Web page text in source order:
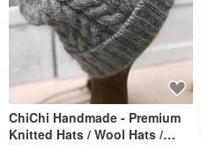
ChiChi Handmade - Premium
Knitted Hats / Wool Hats /